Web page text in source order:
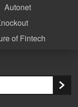
Autonet
of Fintech